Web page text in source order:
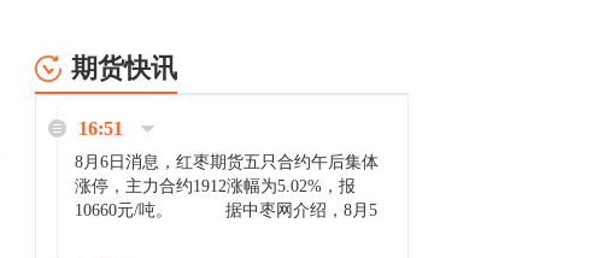
期货快讯
16:51
8月6日消息，红枣期货五只合约午后集体
涨停，主力合约1912涨幅为5.02%，报
10660元/吨。 据中枣网介绍，8月5